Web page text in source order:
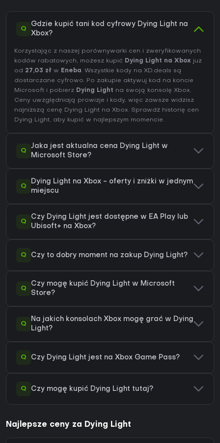
Q
Gdzie kupić tani kod cyfrowy Dying Light na
Xbox?
Korzystając z naszej porównywarki cen i zweryfikowanych
kodów rabatowych, możesz kupić Dying Light na Xbox już
od 27,03 zł w Eneba. Wszystkie kody na XD.deals są
dostarczane cyfrowo. Po zakupie aktywuj kod na koncie
Microsoft i pobierz Dying Light na swoją konsolę Xbox.
Ceny uwzględniają prowizje i kody, więc zawsze widzisz
najniższą cenę Dying Light na Xbox. Sprawdź historię cen
Dying Light, aby kupić w najlepszym momencie.
Q
Jaka jest aktualna cena Dying Light w
Microsoft Store?
Q
Dying Light na Xbox - oferty i zniżki w jednym
miejscu
Q
Czy Dying Light jest dostępne w EA Play lub
Ubisoft+ na Xbox?
Q Czy to dobry moment na zakup Dying Light?
Q
Czy mogę kupić Dying Light w Microsoft
Store?
Q
Na jakich konsolach Xbox mogę grać w Dying
Light?
Q Czy Dying Light jest na Xbox Game Pass?
Q Czy mogę kupić Dying Light tutaj?
Najlepsze ceny za Dying Light